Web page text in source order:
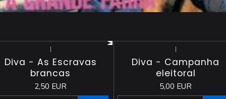
|
Diva - As Escravas
brancas
2,50 EUR
|
Diva - Campanha
eleitoral
5,00 EUR